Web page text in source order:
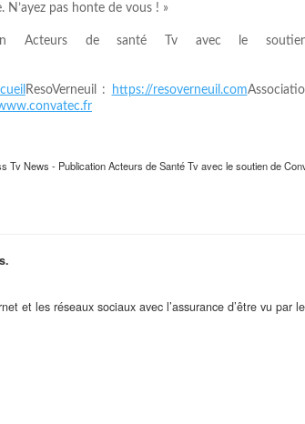
pas honte de vous ! »
Acteurs de santé Tv avec le soutien
ResoVerneuil : https://resoverneuil.com
Tv News - Publication Acteurs de Santé Tv avec le soutien de
et les réseaux sociaux avec l’assurance d’être vu par